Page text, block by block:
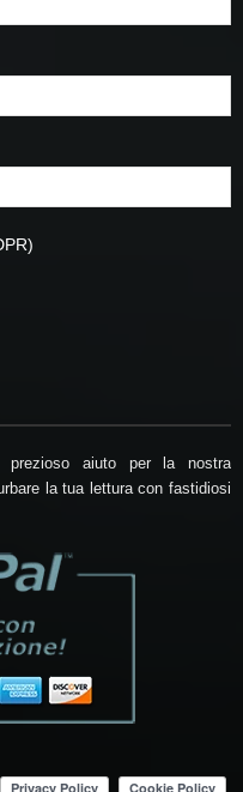
prezioso aiuto per la nostra
la tua lettura con fastidiosi